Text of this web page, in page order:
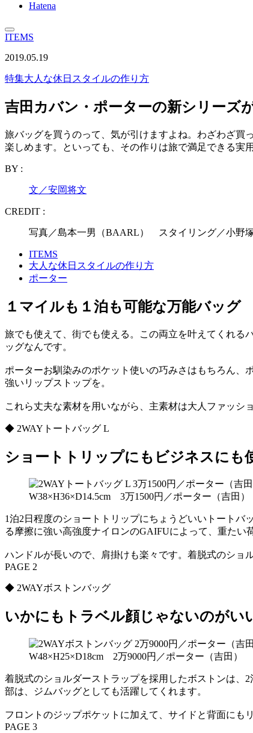
Hatena
ITEMS
2019.05.19
特集大人な休日スタイルの作り方
吉田カバン・ポーターの新シリーズ
旅バッグを買うのって、気が引けますよね。わざわざ買
楽しめます。といっても、その作りは旅で満足できる実
BY :
文／安岡将文
CREDIT :
写真／島本一男（BAARL） スタイリング／小野
ITEMS
大人な休日スタイルの作り方
ポーター
１マイルも１泊も可能な万能バッグ
旅でも使えて、街でも使える。この両立を叶えてくれる
ッグなんです。
ポーターお馴染みのポケット使いの巧みさはもちろん、
強いリップストップを。
これら丈夫な素材を用いながら、主素材は大人ファッ
◆ 2WAYトートバッグ L
ショートトリップにもビジネスにも
W38×H36×D14.5cm 3万1500円／ポーター（吉田）
1泊2日程度のショートトリップにちょうどいいトート
る摩擦に強い高強度ナイロンのGAIFUによって、重たい
ハンドルが長いので、肩掛けも楽々です。着脱式のショ
PAGE 2
◆ 2WAYボストンバッグ
いかにもトラベル顔じゃないのがい
W48×H25×D18cm 2万9000円／ポーター（吉田）
着脱式のショルダーストラップを採用したボストンは、
部は、ジムバッグとしても活躍してくれます。
フロントのジップポケットに加えて、サイドと背面にも
PAGE 3